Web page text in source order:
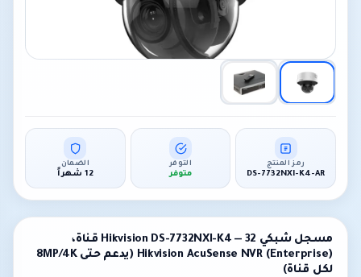
رمز المنتج
DS-7732NXI-K4-AR
التوفر
متوفر
الضمان
12 شهراً
مسجل شبكي Hikvision DS-7732NXI-K4 — 32 قناة،
Hikvision AcuSense NVR (Enterprise) (يدعم حتى 8MP/4K
لكل قناة)